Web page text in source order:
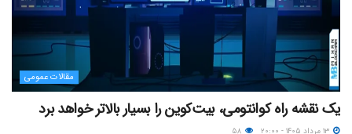
مقالات عمومی
یک نقشه راه کوانتومی، بیت‌کوین را بسیار بالاتر خواهد برد